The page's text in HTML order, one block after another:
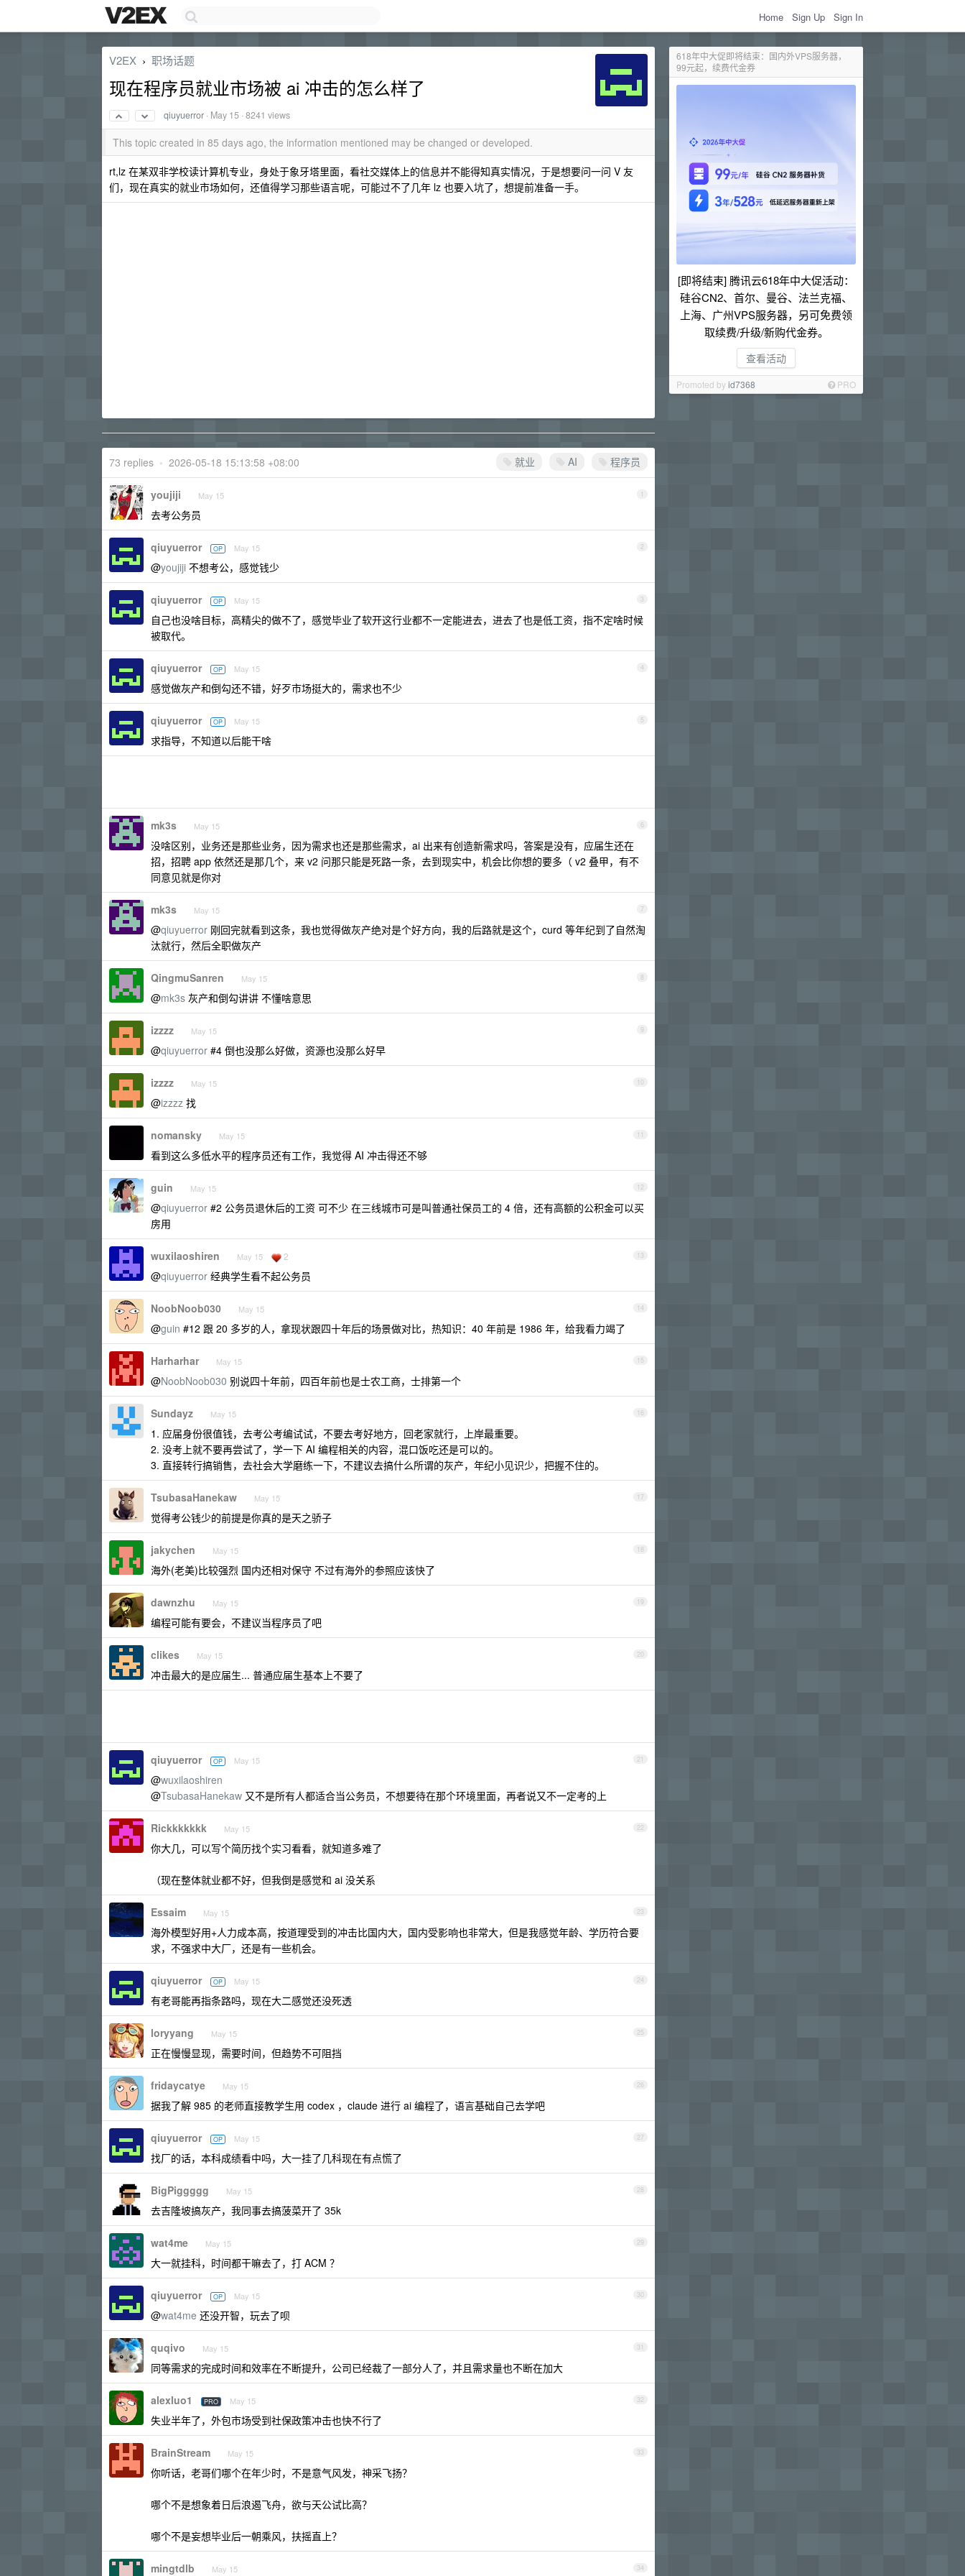
Home Sign Up Sign In
618年中大促即将结束：国内外VPS服务器，
99元起，续费代金券
[即将结束] 腾讯云618年中大促活动：
硅谷CN2、首尔、曼谷、法兰克福、
上海、广州VPS服务器，另可免费领
取续费/升级/新购代金券。
查看活动
Promoted byid7368 PRO
V2EX › 职场话题
现在程序员就业市场被 ai 冲击的怎么样了
qiuyuerror · May 15 · 8241 views
This topic created in 85 days ago, the information mentioned may be changed or developed.
rt,lz 在某双非学校读计算机专业，身处于象牙塔里面，看社交媒体上的信息并不能得知真实情况，于是想要问一问 V 友
们，现在真实的就业市场如何，还值得学习那些语言呢，可能过不了几年 lz 也要入坑了，想提前准备一手。
就业 AI 程序员
73 replies • 2026-05-18 15:13:58 +08:00
1
youjiji May 15
去考公务员
2
qiuyuerror OP May 15
@youjiji 不想考公，感觉钱少
3
qiuyuerror OP May 15
自己也没啥目标，高精尖的做不了，感觉毕业了软开这行业都不一定能进去，进去了也是低工资，指不定啥时候
被取代。
4
qiuyuerror OP May 15
感觉做灰产和倒勾还不错，好歹市场挺大的，需求也不少
5
qiuyuerror OP May 15
求指导，不知道以后能干啥
6
mk3s May 15
没啥区别，业务还是那些业务，因为需求也还是那些需求，ai 出来有创造新需求吗，答案是没有，应届生还在
招，招聘 app 依然还是那几个，来 v2 问那只能是死路一条，去到现实中，机会比你想的要多（ v2 叠甲，有不
同意见就是你对
7
mk3s May 15
@qiuyuerror 刚回完就看到这条，我也觉得做灰产绝对是个好方向，我的后路就是这个，curd 等年纪到了自然淘
汰就行，然后全职做灰产
8
QingmuSanren May 15
@mk3s 灰产和倒勾讲讲 不懂啥意思
9
izzzz May 15
@qiuyuerror #4 倒也没那么好做，资源也没那么好早
10
izzzz May 15
@izzzz 找
11
nomansky May 15
看到这么多低水平的程序员还有工作，我觉得 AI 冲击得还不够
12
guin May 15
@qiuyuerror #2 公务员退休后的工资 可不少 在三线城市可是叫普通社保员工的 4 倍，还有高额的公积金可以买
房用
13
wuxilaoshiren May 15 2
@qiuyuerror 经典学生看不起公务员
14
NoobNoob030 May 15
@guin #12 跟 20 多岁的人，拿现状跟四十年后的场景做对比，热知识：40 年前是 1986 年，给我看力竭了
15
Harharhar May 15
@NoobNoob030 别说四十年前，四百年前也是士农工商，士排第一个
16
Sundayz May 15
1. 应届身份很值钱，去考公考编试试，不要去考好地方，回老家就行，上岸最重要。
2. 没考上就不要再尝试了，学一下 AI 编程相关的内容，混口饭吃还是可以的。
3. 直接转行搞销售，去社会大学磨练一下，不建议去搞什么所谓的灰产，年纪小见识少，把握不住的。
17
TsubasaHanekaw May 15
觉得考公钱少的前提是你真的是天之骄子
18
jakychen May 15
海外(老美)比较强烈 国内还相对保守 不过有海外的参照应该快了
19
dawnzhu May 15
编程可能有要会，不建议当程序员了吧
20
clikes May 15
冲击最大的是应届生... 普通应届生基本上不要了
21
qiuyuerror OP May 15
@wuxilaoshiren
@TsubasaHanekaw 又不是所有人都适合当公务员，不想要待在那个环境里面，再者说又不一定考的上
22
Rickkkkkkk May 15
你大几，可以写个简历找个实习看看，就知道多难了
（现在整体就业都不好，但我倒是感觉和 ai 没关系
23
Essaim May 15
海外模型好用+人力成本高，按道理受到的冲击比国内大，国内受影响也非常大，但是我感觉年龄、学历符合要
求，不强求中大厂，还是有一些机会。
24
qiuyuerror OP May 15
有老哥能再指条路吗，现在大二感觉还没死透
25
loryyang May 15
正在慢慢显现，需要时间，但趋势不可阻挡
26
fridaycatye May 15
据我了解 985 的老师直接教学生用 codex ，claude 进行 ai 编程了，语言基础自己去学吧
27
qiuyuerror OP May 15
找厂的话，本科成绩看中吗，大一挂了几科现在有点慌了
28
BigPiggggg May 15
去吉隆坡搞灰产，我同事去搞菠菜开了 35k
29
wat4me May 15
大一就挂科，时间都干嘛去了，打 ACM ？
30
qiuyuerror OP May 15
@wat4me 还没开智，玩去了呗
31
quqivo May 15
同等需求的完成时间和效率在不断提升，公司已经裁了一部分人了，并且需求量也不断在加大
32
alexluo1 PRO May 15
失业半年了，外包市场受到社保政策冲击也快不行了
33
BrainStream May 15
你听话，老哥们哪个在年少时，不是意气风发，神采飞扬？
哪个不是想象着日后浪遏飞舟，欲与天公试比高？
哪个不是妄想毕业后一朝乘风，扶摇直上？
34
mingtdlb May 15